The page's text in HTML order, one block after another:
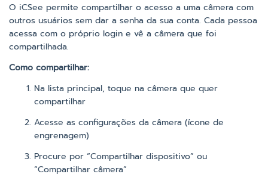
O iCSee permite compartilhar o acesso a uma câmera com
outros usuários sem dar a senha da sua conta. Cada pessoa
acessa com o próprio login e vê a câmera que foi
compartilhada.
Como compartilhar:
Na lista principal, toque na câmera que quer
compartilhar
Acesse as configurações da câmera (ícone de
engrenagem)
Procure por “Compartilhar dispositivo” ou
“Compartilhar câmera”